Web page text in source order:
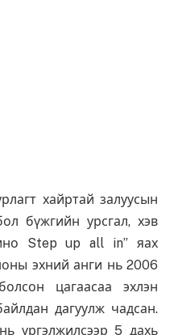
хайртай залуусын
бүжгийн урсгал, хэв
Step up all in” яах
эхний анги нь 2006
цагаасаа эхлэн
дагуулж чадсан.
үргэлжилсээр 5 дахь